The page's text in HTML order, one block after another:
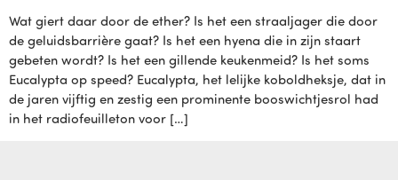
Wat giert daar door de ether? Is het een straaljager die door
de geluidsbarrière gaat? Is het een hyena die in zijn staart
gebeten wordt? Is het een gillende keukenmeid? Is het soms
Eucalypta op speed? Eucalypta, het lelijke koboldheksje, dat in
de jaren vijftig en zestig een prominente booswichtjesrol had
in het radiofeuilleton voor […]